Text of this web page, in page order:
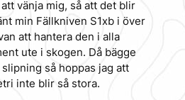
vänja mig, så att det blir
min Fällkniven S1xb i över
att hantera den i alla
ute i skogen. Då bägge
så hoppas jag att
inte blir så stora.